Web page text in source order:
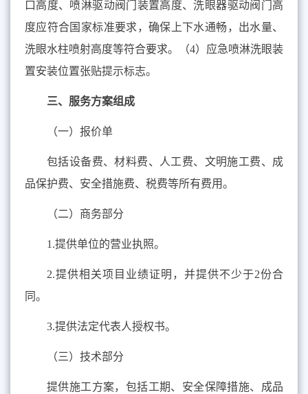
口高度、喷淋驱动阀门装置高度、洗眼器驱动阀门高
度应符合国家标准要求，确保上下水通畅，出水量、
洗眼水柱喷射高度等符合要求。（4）应急喷淋洗眼装
置安装位置张贴提示标志。
三、服务方案组成
（一）报价单
包括设备费、材料费、人工费、文明施工费、成
品保护费、安全措施费、税费等所有费用。
（二）商务部分
1.提供单位的营业执照。
2.提供相关项目业绩证明，并提供不少于2份合
同。
3.提供法定代表人授权书。
（三）技术部分
提供施工方案，包括工期、安全保障措施、成品